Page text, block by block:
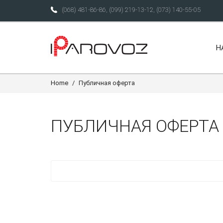
(068) 481-86-86, (099) 219-13-12, (073) 140-55-05
Home Публичная оферта
ПУБЛИЧНАЯ ОФЕРТА